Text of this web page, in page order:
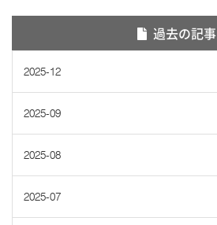
過去の記事
2025-12
2025-09
2025-08
2025-07